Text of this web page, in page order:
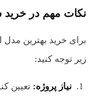
نکات مهم در خرید
برای خرید بهترین مدل
زیر توجه کنید:
نیاز پروژه: تعیین